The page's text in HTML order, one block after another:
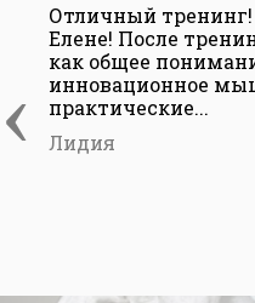
‹
Отличный
Елене! После
как общее
инновационное
практические...
Лидия